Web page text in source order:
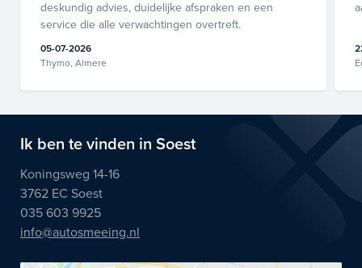
deskundig advies, duidelijke afspraken en een
service die alle verwachtingen overtreft.
05-07-2026
Thymo, Almere
Ik ben te vinden in Soest
Koningsweg 14-16
3762 EC Soest
035 603 9925
info@autosmeeing.nl